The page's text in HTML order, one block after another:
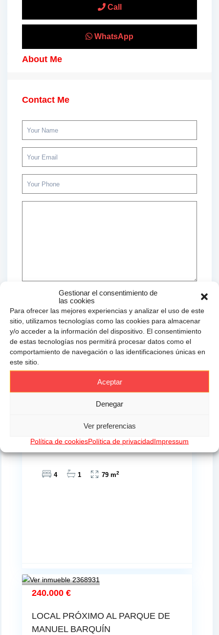
Gestionar el consentimiento de
las cookies
Para ofrecer las mejores experiencias y analizar el uso de este
sitio, utilizamos tecnologías como las cookies para almacenar
y/o acceder a la información del dispositivo. El consentimiento
de estas tecnologías nos permitirá procesar datos como el
comportamiento de navegación o las identificaciones únicas en
este sitio.
Aceptar
Denegar
Ver preferencias
Política de cookiesPolítica de privacidadImpressum
Call
WhatsApp
About Me
Contact Me
Últimas novedades en Altamira
PISO A 100 METROS DE LA PLAYA
4 1 79 m2
240.000 €
LOCAL PRÓXIMO AL PARQUE DE
MANUEL BARQUÍN